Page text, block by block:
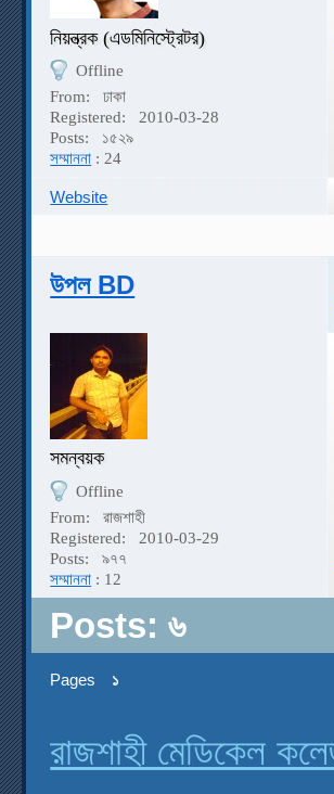
নিয়ন্ত্রক (এডমিনিস্ট্রেটর)
Offline
From:
ঢাকা
Registered:
2010-03-28
Posts:
১৫২৯
সম্মাননা : 24
Website
উপল BD
সমন্বয়ক
Offline
From:
রাজশাহী
Registered:
2010-03-29
Posts:
৯৭৭
সম্মাননা : 12
Posts: ৬
Pages ১
রাজশাহী মেডিকেল